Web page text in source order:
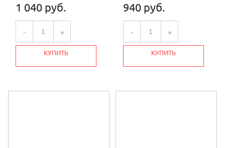
1 040 руб.
- +
КУПИТЬ
940 руб.
- +
КУПИТЬ